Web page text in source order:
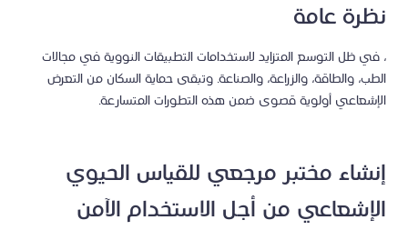
نظرة عامة
، في ظل التوسع المتزايد لاستخدامات التطبيقات النووية في مجالات
الطب، والطاقة، والزراعة، والصناعة. وتبقى حماية السكان من التعرض
الإشعاعي أولوية قصوى ضمن هذه التطورات المتسارعة.
إنشاء مختبر مرجعي للقياس الحيوي
الإشعاعي من أجل الاستخدام الآمن